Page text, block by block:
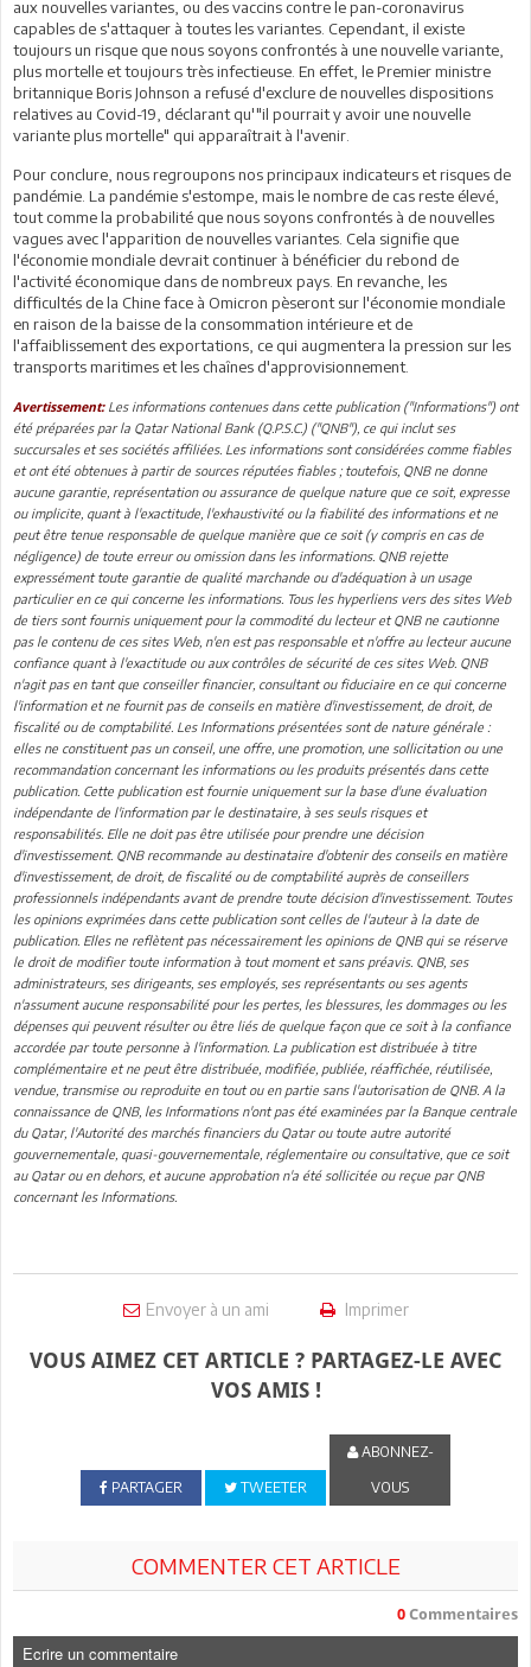
aux nouvelles variantes, ou des vaccins contre le pan-coronavirus
capables de s'attaquer à toutes les variantes. Cependant, il existe
toujours un risque que nous soyons confrontés à une nouvelle variante,
plus mortelle et toujours très infectieuse. En effet, le Premier ministre
britannique Boris Johnson a refusé d'exclure de nouvelles dispositions
relatives au Covid-19, déclarant qu'"il pourrait y avoir une nouvelle
variante plus mortelle" qui apparaîtrait à l'avenir.
Pour conclure, nous regroupons nos principaux indicateurs et risques de
pandémie. La pandémie s'estompe, mais le nombre de cas reste élevé,
tout comme la probabilité que nous soyons confrontés à de nouvelles
vagues avec l'apparition de nouvelles variantes. Cela signifie que
l'économie mondiale devrait continuer à bénéficier du rebond de
l'activité économique dans de nombreux pays. En revanche, les
difficultés de la Chine face à Omicron pèseront sur l'économie mondiale
en raison de la baisse de la consommation intérieure et de
l'affaiblissement des exportations, ce qui augmentera la pression sur les
transports maritimes et les chaînes d'approvisionnement.
Avertissement:Les informations contenues dans cette publication ("Informations") ont
été préparées par la Qatar National Bank (Q.P.S.C.) ("QNB"), ce qui inclut ses
succursales et ses sociétés affiliées. Les informations sont considérées comme fiables
et ont été obtenues à partir de sources réputées fiables ; toutefois, QNB ne donne
aucune garantie, représentation ou assurance de quelque nature que ce soit, expresse
ou implicite, quant à l'exactitude, l'exhaustivité ou la fiabilité des informations et ne
peut être tenue responsable de quelque manière que ce soit (y compris en cas de
négligence) de toute erreur ou omission dans les informations. QNB rejette
expressément toute garantie de qualité marchande ou d'adéquation à un usage
particulier en ce qui concerne les informations. Tous les hyperliens vers des sites Web
de tiers sont fournis uniquement pour la commodité du lecteur et QNB ne cautionne
pas le contenu de ces sites Web, n'en est pas responsable et n'offre au lecteur aucune
confiance quant à l'exactitude ou aux contrôles de sécurité de ces sites Web. QNB
n'agit pas en tant que conseiller financier, consultant ou fiduciaire en ce qui concerne
l'information et ne fournit pas de conseils en matière d'investissement, de droit, de
fiscalité ou de comptabilité. Les Informations présentées sont de nature générale :
elles ne constituent pas un conseil, une offre, une promotion, une sollicitation ou une
recommandation concernant les informations ou les produits présentés dans cette
publication. Cette publication est fournie uniquement sur la base d'une évaluation
indépendante de l'information par le destinataire, à ses seuls risques et
responsabilités. Elle ne doit pas être utilisée pour prendre une décision
d'investissement. QNB recommande au destinataire d'obtenir des conseils en matière
d'investissement, de droit, de fiscalité ou de comptabilité auprès de conseillers
professionnels indépendants avant de prendre toute décision d'investissement. Toutes
les opinions exprimées dans cette publication sont celles de l'auteur à la date de
publication. Elles ne reflètent pas nécessairement les opinions de QNB qui se réserve
le droit de modifier toute information à tout moment et sans préavis. QNB, ses
administrateurs, ses dirigeants, ses employés, ses représentants ou ses agents
n'assument aucune responsabilité pour les pertes, les blessures, les dommages ou les
dépenses qui peuvent résulter ou être liés de quelque façon que ce soit à la confiance
accordée par toute personne à l'information. La publication est distribuée à titre
complémentaire et ne peut être distribuée, modifiée, publiée, réaffichée, réutilisée,
vendue, transmise ou reproduite en tout ou en partie sans l'autorisation de QNB. A la
connaissance de QNB, les Informations n'ont pas été examinées par la Banque centrale
du Qatar, l'Autorité des marchés financiers du Qatar ou toute autre autorité
gouvernementale, quasi-gouvernementale, réglementaire ou consultative, que ce soit
au Qatar ou en dehors, et aucune approbation n'a été sollicitée ou reçue par QNB
concernant les Informations.
Envoyer à un ami Imprimer
VOUS AIMEZ CET ARTICLE ? PARTAGEZ-LE AVEC
VOS AMIS !
PARTAGER TWEETER
ABONNEZ-
VOUS
COMMENTER CET ARTICLE
0 Commentaires
Ecrire un commentaire